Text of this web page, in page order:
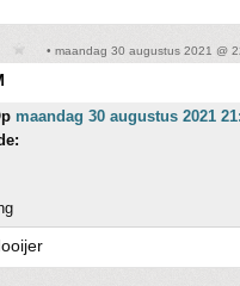
• maandag 30 augustus 2021 @
maandag 30 augustus 2021